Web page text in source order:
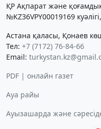
ҚР Ақпарат және
№KZ36VPY00019169
Астана қаласы, Қонаев
Тел: +7 (7172) 76-84-66
Email:
PDF | онлайн газет
Ауа райы
Ауызашарда және